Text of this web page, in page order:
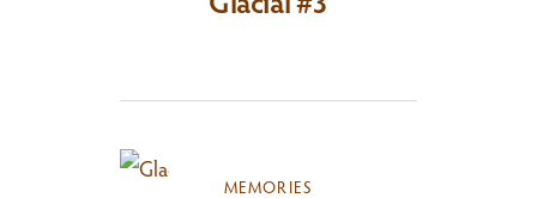
MEMORIES